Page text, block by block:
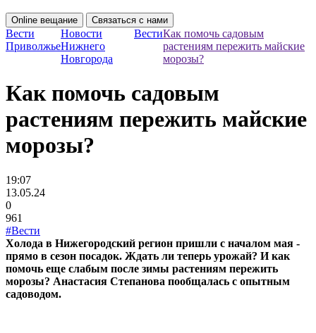
Online вещание Связаться с нами
Вести
Приволжье
Новости
Нижнего
Новгорода
ВестиКак помочь садовым
растениям пережить майские
морозы?
Как помочь садовым
растениям пережить майские
морозы?
19:07
13.05.24
0
961
#Вести
Холода в Нижегородский регион пришли с началом мая -
прямо в сезон посадок. Ждать ли теперь урожай? И как
помочь еще слабым после зимы растениям пережить
морозы? Анастасия Степанова пообщалась с опытным
садоводом.